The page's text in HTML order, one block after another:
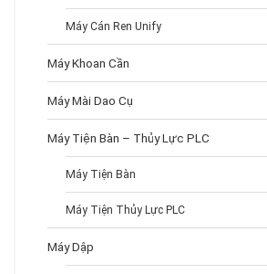
Máy Cán Ren Unify
Máy Khoan Cần
Máy Mài Dao Cụ
Máy Tiện Bàn – Thủy Lực PLC
Máy Tiện Bàn
Máy Tiện Thủy Lực PLC
Máy Dập